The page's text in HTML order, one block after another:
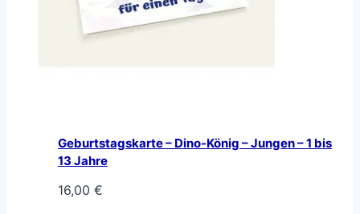
Geburtstagskarte – Dino-König – Jungen – 1 bis
13 Jahre
16,00 €